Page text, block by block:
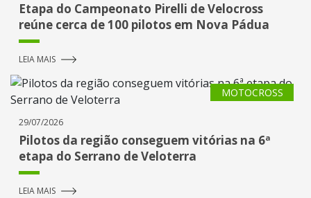
Etapa do Campeonato Pirelli de Velocross
reúne cerca de 100 pilotos em Nova Pádua
LEIA MAIS
MOTOCROSS
29/07/2026
Pilotos da região conseguem vitórias na 6ª
etapa do Serrano de Veloterra
LEIA MAIS